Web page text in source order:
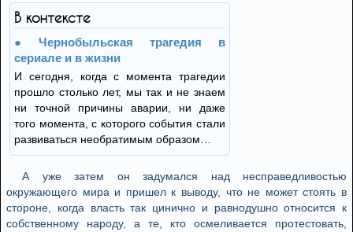
В контексте
Чернобыльская трагедия в
сериале и в жизни
И сегодня, когда с момента трагедии
прошло столько лет, мы так и не знаем
ни точной причины аварии, ни даже
того момента, с которого события стали
развиваться необратимым образом…
А уже затем он задумался над несправедливостью
окружающего мира и пришел к выводу, что не может стоять в
стороне, когда власть так цинично и равнодушно относится к
собственному народу, а те, кто осмеливается протестовать,